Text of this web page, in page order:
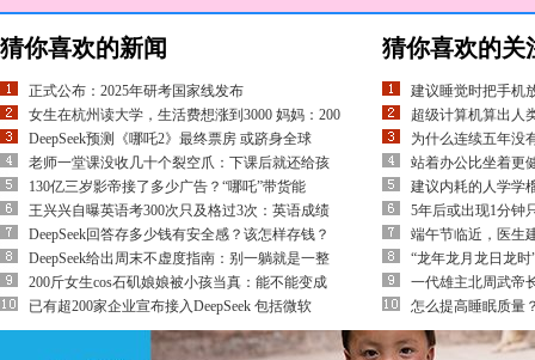
猜你喜欢的新闻
正式公布：2025年研考国家线发布
女生在杭州读大学，生活费想涨到3000 妈妈：200
DeepSeek预测《哪吒2》最终票房 或跻身全球
老师一堂课没收几十个裂空爪：下课后就还给孩
130亿三岁影帝接了多少广告？“哪吒”带货能
王兴兴自曝英语考300次只及格过3次：英语成绩
DeepSeek回答存多少钱有安全感？该怎样存钱？
DeepSeek给出周末不虚度指南：别一躺就是一整
200斤女生cos石矶娘娘被小孩当真：能不能变成
已有超200家企业宣布接入DeepSeek 包括微软
猜你喜欢的关
建议睡觉时把手机
超级计算机算出人
为什么连续五年没
站着办公比坐着更
建议内耗的人学学
5年后或出现1分钟
端午节临近，医生
“龙年龙月龙日龙
一代雄主北周武帝
怎么提高睡眠质量